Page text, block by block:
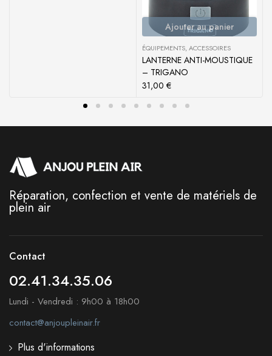
Ajouter au panier
ÉQUIPEMENTS,ACCESSOIRES
LANTERNE ANTI-MOUSTIQUE
– TRIGANO
31,00 €
Réparation, confection et vente de matériels de
plein air
Contact
02.41.34.35.06
Lundi - Vendredi : 9h00 à 18h00
contact@anjoupleinair.fr
Plus d'informations